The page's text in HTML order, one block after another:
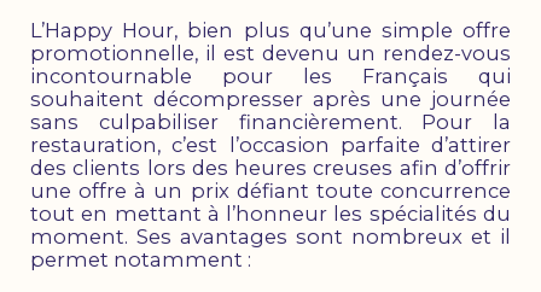
L’Happy Hour, bien plus qu’une simple offre
promotionnelle, il est devenu un rendez-vous
incontournable pour les Français qui
souhaitent décompresser après une journée
sans culpabiliser financièrement. Pour la
restauration, c’est l’occasion parfaite d’attirer
des clients lors des heures creuses afin d’offrir
une offre à un prix défiant toute concurrence
tout en mettant à l’honneur les spécialités du
moment. Ses avantages sont nombreux et il
permet notamment :